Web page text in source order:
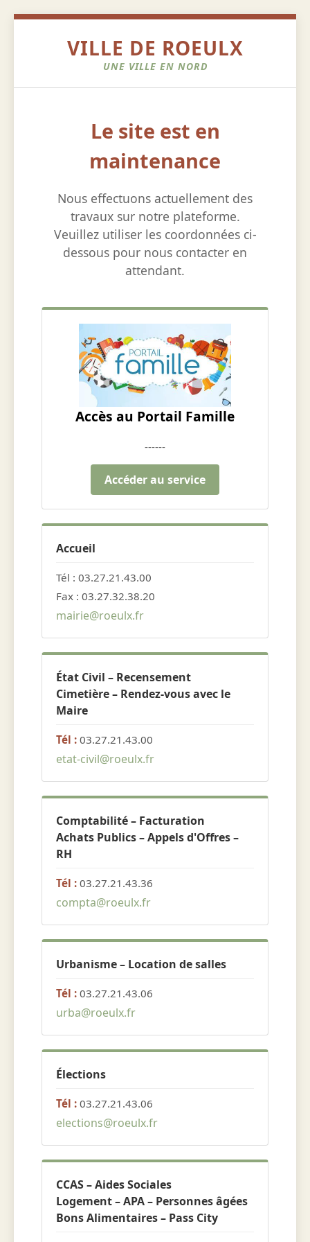
VILLE DE ROEULX
UNE VILLE EN NORD
Le site est en
maintenance
Nous effectuons actuellement des
travaux sur notre plateforme.
Veuillez utiliser les coordonnées ci-
dessous pour nous contacter en
attendant.
Accès au Portail Famille
------
Accéder au service
Accueil
Tél : 03.27.21.43.00
Fax : 03.27.32.38.20
mairie@roeulx.fr
État Civil – Recensement
Cimetière – Rendez-vous avec le
Maire
Tél : 03.27.21.43.00
etat-civil@roeulx.fr
Comptabilité – Facturation
Achats Publics – Appels d'Offres –
RH
Tél : 03.27.21.43.36
compta@roeulx.fr
Urbanisme – Location de salles
Tél : 03.27.21.43.06
urba@roeulx.fr
Élections
Tél : 03.27.21.43.06
elections@roeulx.fr
CCAS – Aides Sociales
Logement – APA – Personnes âgées
Bons Alimentaires – Pass City